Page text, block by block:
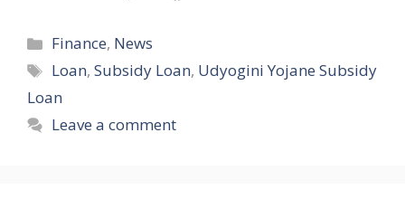
Categories
Finance, News
Tags
Loan,Subsidy Loan, Udyogini Yojane Subsidy
Loan
Leave a comment